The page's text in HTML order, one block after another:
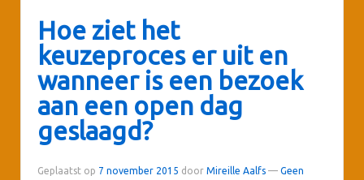
Hoe ziet het
keuzeproces er uit en
wanneer is een bezoek
aan een open dag
geslaagd?
Geplaatst op 7 november 2015 door Mireille Aalfs — Geen